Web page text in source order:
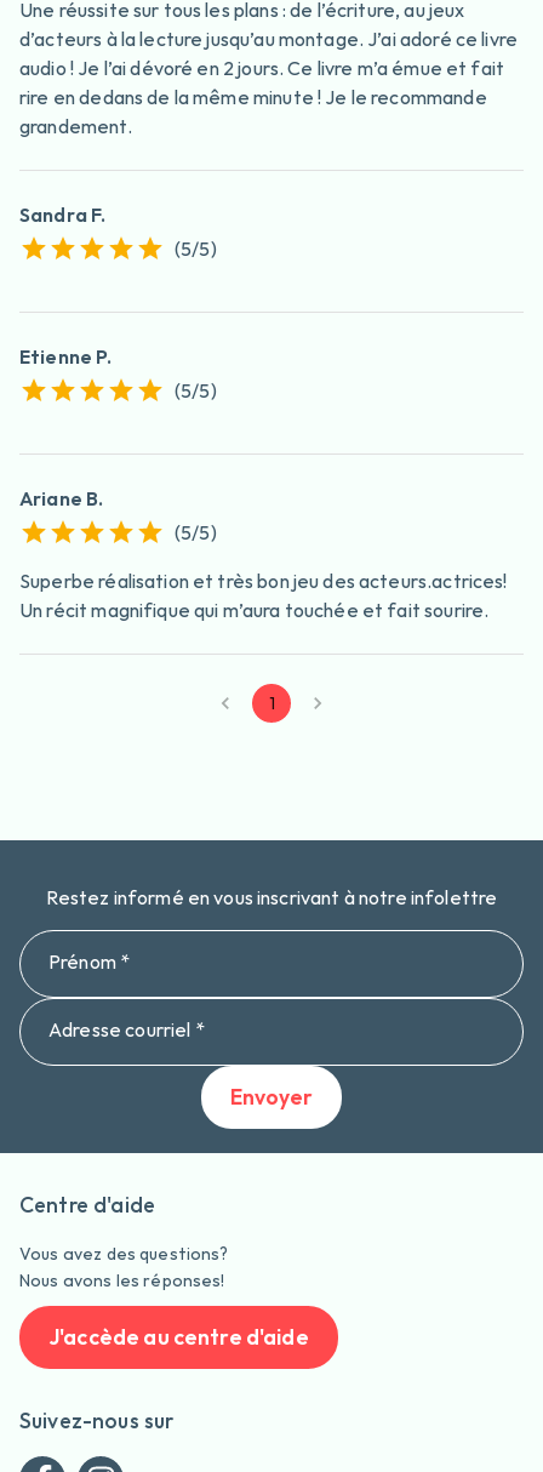
Une réussite sur tous les plans : de l’écriture, au jeux
d’acteurs à la lecture jusqu’au montage. J’ai adoré ce livre
audio ! Je l’ai dévoré en 2 jours. Ce livre m’a émue et fait
rire en dedans de la même minute ! Je le recommande
grandement.
Sandra F.
(5/5)
Etienne P.
(5/5)
Ariane B.
(5/5)
Superbe réalisation et très bon jeu des acteurs.actrices!
Un récit magnifique qui m’aura touchée et fait sourire.
1
Restez informé en vous inscrivant à notre infolettre
Prénom *
Adresse courriel *
Envoyer
Centre d'aide
Vous avez des questions?
Nous avons les réponses!
J'accède au centre d'aide
Suivez-nous sur